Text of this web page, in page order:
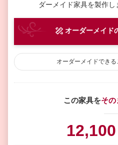
ダーメイド家具を製作し
オーダーメイド
オーダーメイドできる
この家具をその
12,100